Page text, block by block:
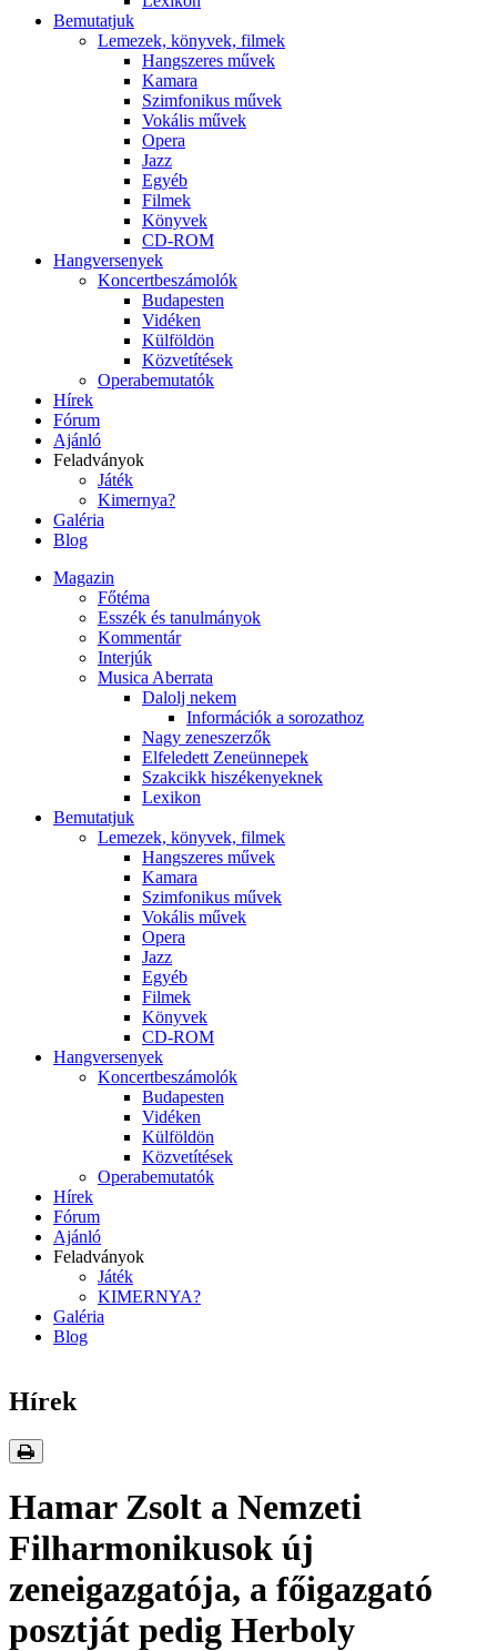
Bemutatjuk
Lemezek, könyvek, filmek
Hangszeres művek
Kamara
Szimfonikus művek
Vokális művek
Opera
Jazz
Egyéb
Filmek
Könyvek
CD-ROM
Hangversenyek
Koncertbeszámolók
Budapesten
Vidéken
Külföldön
Közvetítések
Operabemutatók
Hírek
Fórum
Ajánló
Feladványok
Játék
Kimernya?
Galéria
Blog
Magazin
Főtéma
Esszék és tanulmányok
Kommentár
Interjúk
Musica Aberrata
Dalolj nekem
Információk a sorozathoz
Nagy zeneszerzők
Elfeledett Zeneünnepek
Szakcikk hiszékenyeknek
Lexikon
Bemutatjuk
Lemezek, könyvek, filmek
Hangszeres művek
Kamara
Szimfonikus művek
Vokális művek
Opera
Jazz
Egyéb
Filmek
Könyvek
CD-ROM
Hangversenyek
Koncertbeszámolók
Budapesten
Vidéken
Külföldön
Közvetítések
Operabemutatók
Hírek
Fórum
Ajánló
Feladványok
Játék
KIMERNYA?
Galéria
Blog
Hírek
Hamar Zsolt a Nemzeti
Filharmonikusok új
zeneigazgatója, a főigazgató
posztját pedig Herboly